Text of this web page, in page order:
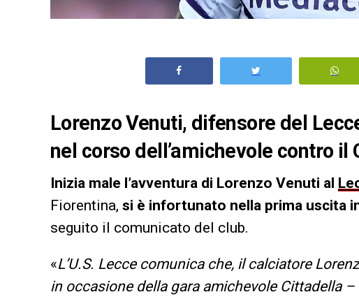
Lorenzo Venuti, difensore del
nel corso dell’amichevole contro il
Inizia male l’avventura di Lorenzo Venuti al
Fiorentina, si è infortunato nella prima uscita
seguito il comunicato del club.
«L’U.S. Lecce comunica che, il calciatore
in occasione della gara amichevole Cittadella